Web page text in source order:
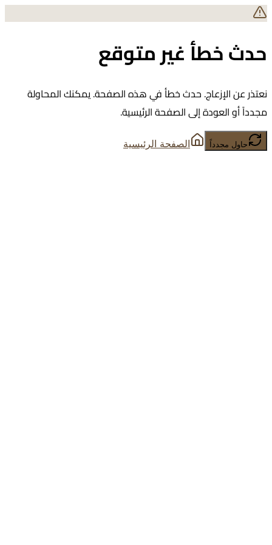
حدث خطأ غير متوقع
نعتذر عن الإزعاج. حدث خطأ في هذه الصفحة. يمكنك المحاولة
مجدداً أو العودة إلى الصفحة الرئيسية.
حاول مجدداً الصفحة الرئيسية